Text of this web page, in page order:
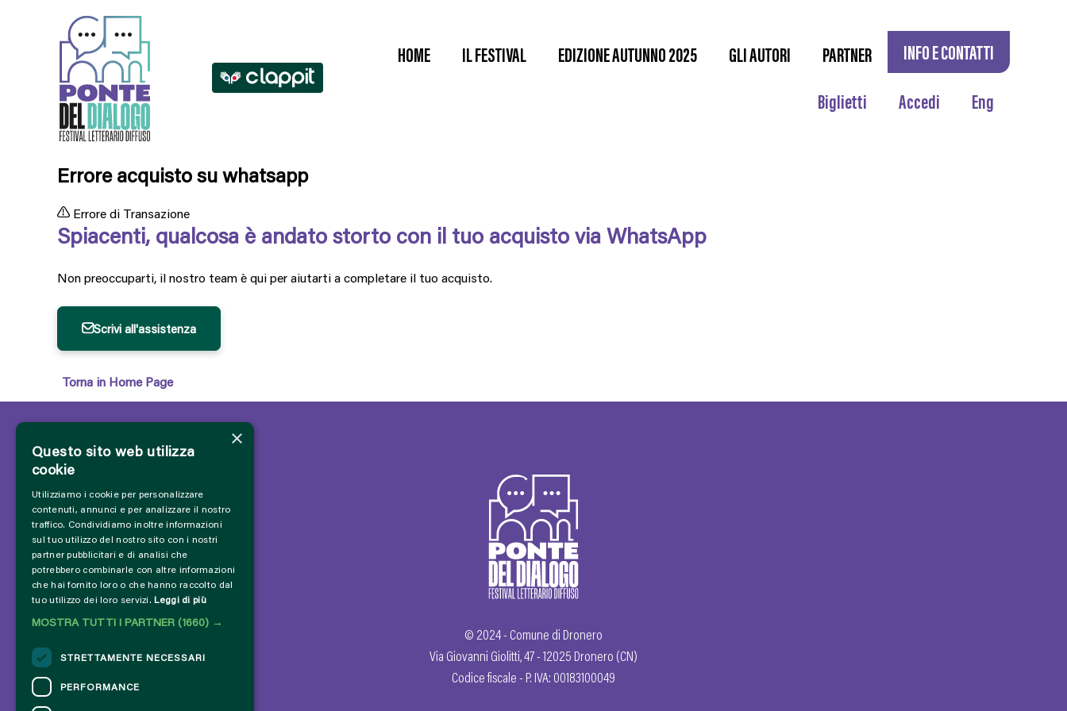
Biglietti Accedi Eng
HOME IL FESTIVAL EDIZIONE AUTUNNO 2025 GLI AUTORI PARTNER INFO E CONTATTI
Errore acquisto su whatsapp
Errore di Transazione
Spiacenti, qualcosa è andato storto con il tuo acquisto via WhatsApp
Non preoccuparti, il nostro team è qui per aiutarti a completare il tuo acquisto.
Scrivi all'assistenza
Torna in Home Page
© 2024 - Comune di Dronero
Via Giovanni Giolitti, 47 - 12025 Dronero (CN)
Codice fiscale - P. IVA: 00183100049
×
Questo sito web utilizza
cookie
Utilizziamo i cookie per personalizzare
contenuti, annunci e per analizzare il nostro
traffico. Condividiamo inoltre informazioni
sul tuo utilizzo del nostro sito con i nostri
partner pubblicitari e di analisi che
potrebbero combinarle con altre informazioni
che hai fornito loro o che hanno raccolto dal
tuo utilizzo dei loro servizi. Leggi di più
MOSTRA TUTTI I PARTNER (1660) →
STRETTAMENTE NECESSARI
PERFORMANCE